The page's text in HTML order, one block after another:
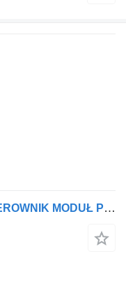
Jednostka sterująca WABCO STEROWNIK MODUŁ PODUSZEK ECAS 4X2/3P MAN TGX TGM TGL 81258117030 do ciągnika siodłowego MAN TGX TGM TGL